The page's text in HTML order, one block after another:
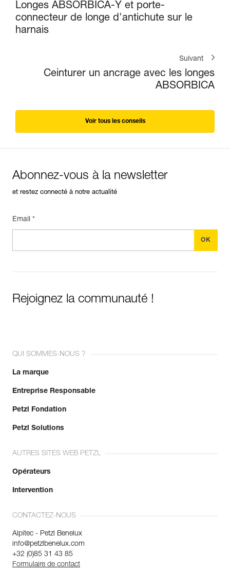
Longes ABSORBICA-Y et porte-
connecteur de longe d'antichute sur le
harnais
Suivant
Ceinturer un ancrage avec les longes
ABSORBICA
Voir tous les conseils
Abonnez-vous à la newsletter
et restez connecté à notre actualité
Email *
Rejoignez la communauté !
QUI SOMMES-NOUS ?
La marque
Entreprise Responsable
Petzl Fondation
Petzl Solutions
AUTRES SITES WEB PETZL
Opérateurs
Intervention
CONTACTEZ-NOUS
Alpitec - Petzl Benelux
info@petzlbenelux.com
+32 (0)85 31 43 85
Formulaire de contact